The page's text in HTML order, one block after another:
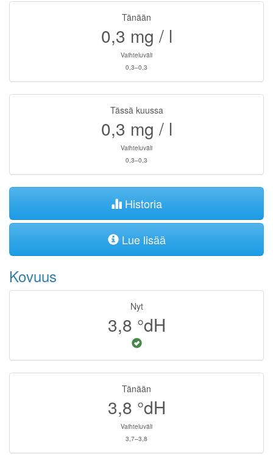
Tänään
0,3 mg / l
Vaihteluväli
0,3–0,3
Tässä kuussa
0,3 mg / l
Vaihteluväli
0,3–0,3
Historia
Lue lisää
Kovuus
Nyt
3,8 °dH
Tänään
3,8 °dH
Vaihteluväli
3,7–3,8